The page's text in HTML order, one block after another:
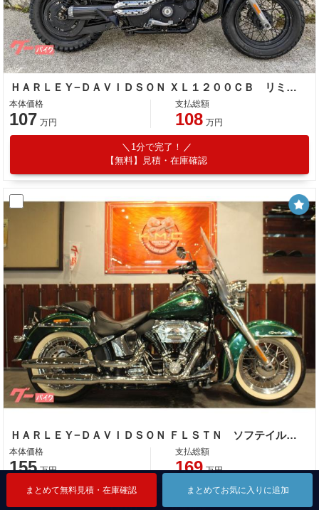
まとめて無料見積・在庫確認 まとめてお気に入りに追加
まとめて無料見積・在庫確認 まとめてお気に入りに追加
ＨＡＲＬＥＹ−ＤＡＶＩＤＳＯＮ ＸＬ１２００ＣＢ リミテッド
本体価格
107 万円
支払総額
108 万円
1分で完了！
【無料】見積・在庫確認
ＨＡＲＬＥＹ−ＤＡＶＩＤＳＯＮ ＦＬＳＴＮ ソフテイルデラックス １５８０ ＴＣ９６ ハードキャンディカスタム
本体価格
155 万円
支払総額
169 万円
1分で完了！
まとめて無料見積・在庫確認 まとめてお気に入りに追加